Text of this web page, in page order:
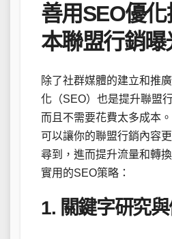
善用SEO優
本聯盟行銷曝
除了社群媒體的建立和推
化（SEO）也是提升聯盟
而且不需要花費太多成本
可以讓你的聯盟行銷內容
尋到，進而提升流量和轉
實用的SEO策略：
1. 關鍵字研究